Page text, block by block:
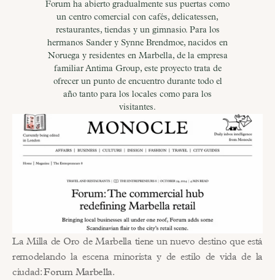
Forum ha abierto gradualmente sus puertas como
un centro comercial con cafés, delicatessen,
restaurantes, tiendas y un gimnasio. Para los
hermanos Sander y Synne Brendmoe, nacidos en
Noruega y residentes en Marbella, de la empresa
familiar Antima Group, este proyecto trata de
ofrecer un punto de encuentro durante todo el
año tanto para los locales como para los
visitantes.
La Milla de Oro de Marbella tiene un nuevo destino que está
remodelando la escena minorista y de estilo de vida de la
ciudad: Forum Marbella.